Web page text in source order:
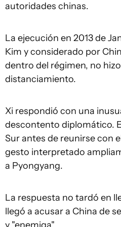
autoridades chinas.
La ejecución en 2013 de
Kim y considerado por
dentro del régimen, no
distanciamiento.
Xi respondió con una
descontento diplomático.
Sur antes de reunirse con
gesto interpretado
a Pyongyang.
La respuesta no tardó en
llegó a acusar a China de